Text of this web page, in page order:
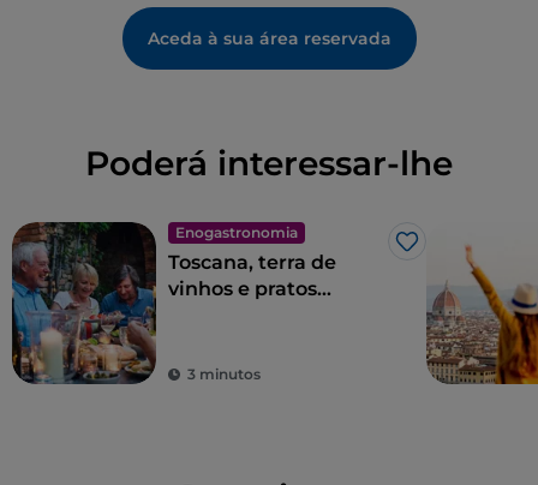
Aceda à sua área reservada
Poderá interessar-lhe
Enogastronomia
Gosto
Toscana, terra de
vinhos e pratos
3 minutos